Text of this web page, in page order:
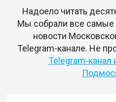
Надоело читать
Мы собрали все
новости
Telegram-канале. Не
Telegram-канал